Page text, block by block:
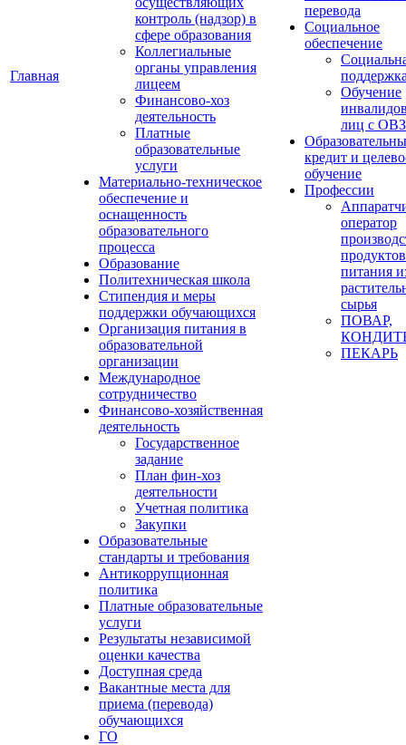
Главная
контроль (надзор) в
сфере образования
Коллегиальные
органы управления
лицеем
Финансово-хоз
деятельность
Платные
образовательные
услуги
Материально-техническое
обеспечение и
оснащенность
образовательного
процесса
Образование
Политехническая школа
Стипендия и меры
поддержки обучающихся
Организация питания в
образовательной
организации
Международное
сотрудничество
Финансово-хозяйственная
деятельность
Государственное
задание
План фин-хоз
деятельности
Учетная политика
Закупки
Образовательные
стандарты и требования
Антикоррупционная
политика
Платные образовательные
услуги
Результаты независимой
оценки качества
Доступная среда
Вакантные места для
приема (перевода)
обучающихся
ГО
перевода
Социальное
обеспечение
Обучение
лиц с ОВЗ
кредит и
обучение
Профессии
оператор
продуктов
питания
сырья
ПОВАР,
ПЕКАРЬ